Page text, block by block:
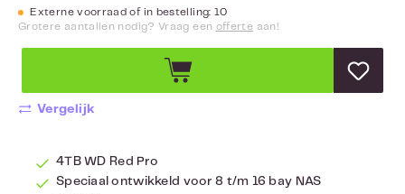
Externe voorraad of in bestelling: 10
Grotere aantallen nodig? Vraag een offerte aan!
Vergelijk
4TB WD Red Pro
Speciaal ontwikkeld voor 8 t/m 16 bay NAS